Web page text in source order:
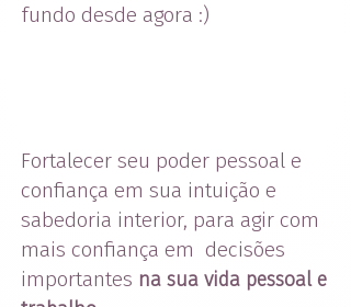
fundo desde agora :)
Fortalecer seu poder pessoal e
confiança em sua intuição e
sabedoria interior, para agir com
mais confiança em decisões
importantes na sua vida pessoal e